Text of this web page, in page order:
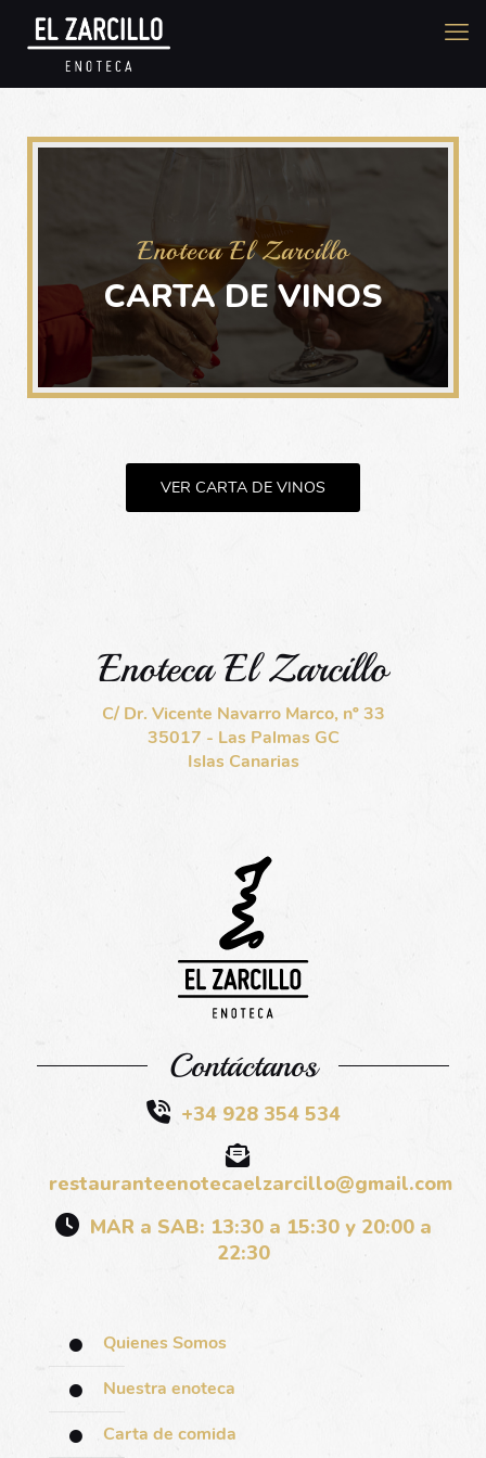
Enoteca El Zarcillo
CARTA DE VINOS
VER CARTA DE VINOS
Enoteca El Zarcillo
C/ Dr. Vicente Navarro Marco, nº 33
35017 - Las Palmas GC
Islas Canarias
Contáctanos
+34 928 354 534
restauranteenotecaelzarcillo@gmail.com
MAR a SAB: 13:30 a 15:30 y 20:00 a
22:30
Quienes Somos
Nuestra enoteca
Carta de comida